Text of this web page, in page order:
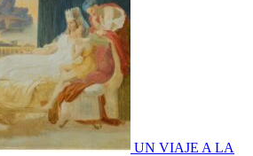
UN VIAJE A LA